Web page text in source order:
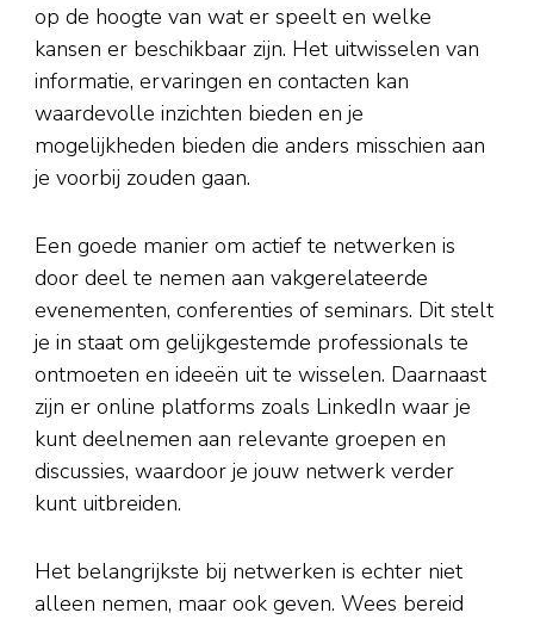
op de hoogte van wat er speelt en welke
kansen er beschikbaar zijn. Het uitwisselen van
informatie, ervaringen en contacten kan
waardevolle inzichten bieden en je
mogelijkheden bieden die anders misschien aan
je voorbij zouden gaan.
Een goede manier om actief te netwerken is
door deel te nemen aan vakgerelateerde
evenementen, conferenties of seminars. Dit stelt
je in staat om gelijkgestemde professionals te
ontmoeten en ideeën uit te wisselen. Daarnaast
zijn er online platforms zoals LinkedIn waar je
kunt deelnemen aan relevante groepen en
discussies, waardoor je jouw netwerk verder
kunt uitbreiden.
Het belangrijkste bij netwerken is echter niet
alleen nemen, maar ook geven. Wees bereid